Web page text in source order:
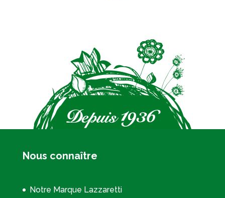
Nous connaître
Notre Marque Lazzaretti